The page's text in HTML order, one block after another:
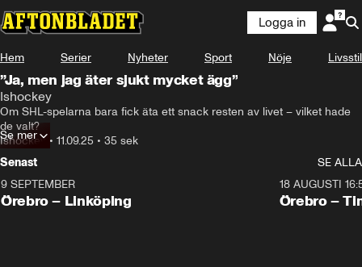
Logga in
Hem Serier Nyheter Sport Nöje Livsstil
”Ja, men jag äter sjukt mycket ägg”
Ishockey
Om SHL-spelarna bara fick äta ett snack resten av livet – vilket hade
de valt?
Ishockey• 11.09.25 • 35 sek
Se mer
Senast
SE ALLA
Plus
9 SEPTEMBER
Örebro – Linköping
Plus
18 AUGUSTI
Örebro –